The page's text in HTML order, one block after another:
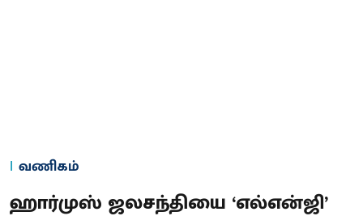
வணிகம்
ஹார்முஸ் ஜலசந்தியை ‘எல்என்ஜி’